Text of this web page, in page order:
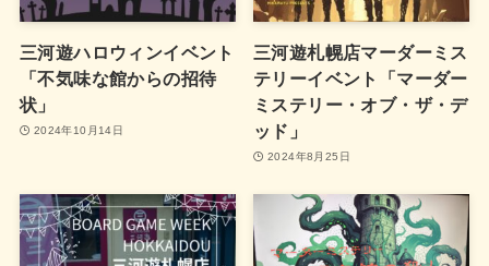
三河遊ハロウィンイベント
「不気味な館からの招待
状」
2024年10月14日
三河遊札幌店マーダーミス
テリーイベント「マーダー
ミステリー・オブ・ザ・デ
ッド」
2024年8月25日